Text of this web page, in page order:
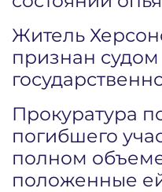
Житель
признан
Прокуратура
погибшего
полном
положенные